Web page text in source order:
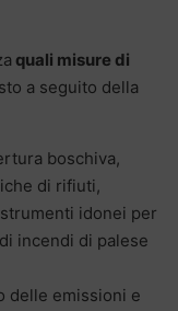
quali misure di
a seguito della
boschiva,
di rifiuti,
idonei per
incendi di palese
delle emissioni e